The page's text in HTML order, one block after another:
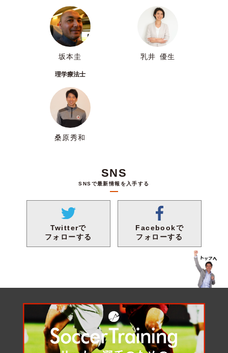
坂本圭 乳井 優生
理学療法士
桑原秀和
SNS
SNSで最新情報を入手する
Twitterで
フォローする
Facebookで
フォローする